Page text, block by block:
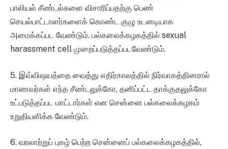
பாலியல் சீண்டல்களை விசாரிப்பதற்கு பெண்
செயல்பாட்டாளர்களைக் கொண்ட குழு உடனடியாக
அமைக்கப்பட வேண்டும். பல்கலைக்கழகத்தில் sexual
harassment cell முறைப்படுத்தப்படவேண்டும்.
5. இவ்விஷயத்தை வைத்து எதிர்காலத்தில் நிர்வாகத்தினரால்
மாணவர்கள் எந்த சீண்டலுக்கோ, தனிப்பட்ட தாக்குதலுக்கோ
உட்படுத்தப்பட மாட்டார்கள் என சென்னை பல்கலைக்கழகம்
உறுதியளிக்க வேண்டும்.
6. வரலாற்றுப் புகழ் பெற்ற சென்னைப் பல்கலைக்கழகத்தில்,